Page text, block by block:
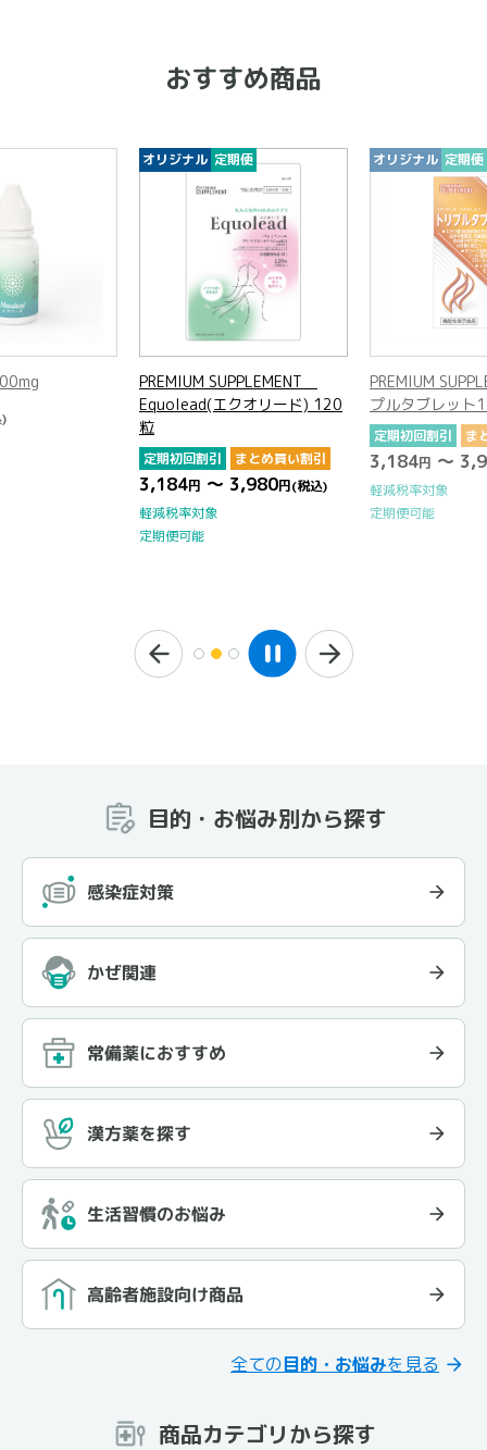
おすすめ商品
オリジナル 定期便
PREMIUM SUPPLEMENT
Equolead(エクオリード) 120
粒
定期初回割引 まとめ買い割引
3,184円 ～ 3,980円(税込)
軽減税率対象
定期便可能
オリジナル 定期便
PREMIUM
プルタブレット
定期初回割引 ま
3,184円 ～
軽減税率対象
定期便可能
目的・お悩み別から探す
感染症対策
かぜ関連
常備薬におすすめ
漢方薬を探す
生活習慣のお悩み
高齢者施設向け商品
全ての目的・お悩みを見る
商品カテゴリから探す